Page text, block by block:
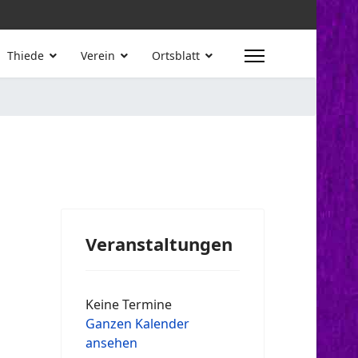
Thiede Verein Ortsblatt
Veranstaltungen
Keine Termine
Ganzen Kalender
ansehen